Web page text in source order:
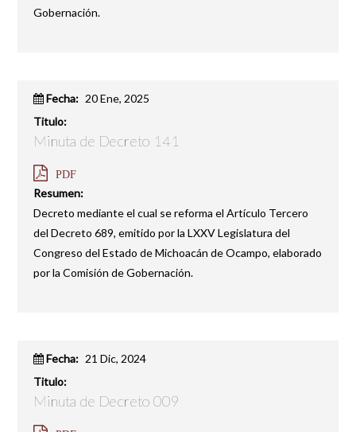
Gobernación.
Fecha: 20 Ene, 2025
Titulo:
Minuta de Decreto 141
PDF
Resumen:
Decreto mediante el cual se reforma el Artículo Tercero
del Decreto 689, emitido por la LXXV Legislatura del
Congreso del Estado de Michoacán de Ocampo, elaborado
por la Comisión de Gobernación.
Fecha: 21 Dic, 2024
Titulo:
Minuta de Decreto 009